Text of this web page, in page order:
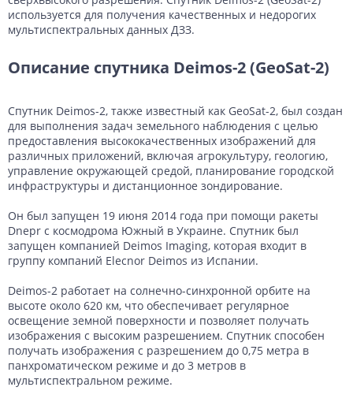
используется для получения качественных и недорогих
мультиспектральных данных ДЗЗ.
Описание спутника Deimos-2 (GeoSat-2)
Спутник Deimos-2, также известный как GeoSat-2, был создан
для выполнения задач земельного наблюдения с целью
предоставления высококачественных изображений для
различных приложений, включая агрокультуру, геологию,
управление окружающей средой, планирование городской
инфраструктуры и дистанционное зондирование.
Он был запущен 19 июня 2014 года при помощи ракеты
Dnepr с космодрома Южный в Украине. Спутник был
запущен компанией Deimos Imaging, которая входит в
группу компаний Elecnor Deimos из Испании.
Deimos-2 работает на солнечно-синхронной орбите на
высоте около 620 км, что обеспечивает регулярное
освещение земной поверхности и позволяет получать
изображения с высоким разрешением. Спутник способен
получать изображения с разрешением до 0,75 метра в
панхроматическом режиме и до 3 метров в
мультиспектральном режиме.